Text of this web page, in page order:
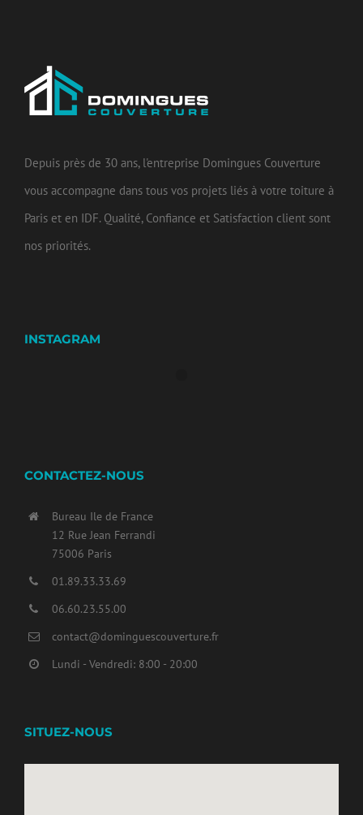
Depuis près de 30 ans, l'entreprise Domingues Couverture
vous accompagne dans tous vos projets liés à votre toiture à
Paris et en IDF. Qualité, Confiance et Satisfaction client sont
nos priorités.
INSTAGRAM
CONTACTEZ-NOUS
Bureau Ile de France
12 Rue Jean Ferrandi
75006 Paris
01.89.33.33.69
06.60.23.55.00
contact@dominguescouverture.fr
Lundi - Vendredi: 8:00 - 20:00
SITUEZ-NOUS